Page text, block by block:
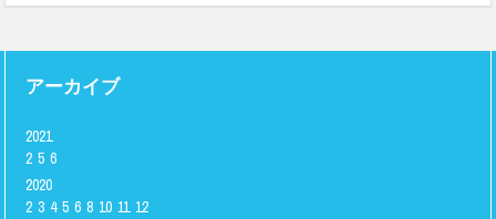
アーカイブ
2021
2 5 6
2020
2 3 4 5 6 8 10 11 12